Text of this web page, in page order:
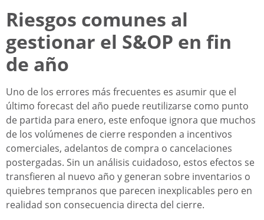
Riesgos comunes al
gestionar el S&OP en fin
de año
Uno de los errores más frecuentes es asumir que el
último forecast del año puede reutilizarse como punto
de partida para enero, este enfoque ignora que muchos
de los volúmenes de cierre responden a incentivos
comerciales, adelantos de compra o cancelaciones
postergadas. Sin un análisis cuidadoso, estos efectos se
transfieren al nuevo año y generan sobre inventarios o
quiebres tempranos que parecen inexplicables pero en
realidad son consecuencia directa del cierre.